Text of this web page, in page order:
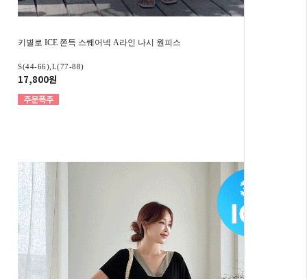
키별로 ICE 쫀득 스퀘어넥 A라인 나시 원피스
S(44-66),L(77-88)
17,800원